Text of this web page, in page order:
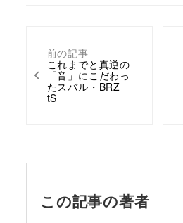
前の記事
これまでと真逆の
「音」にこだわっ
たスバル・BRZ
tS
この記事の著者